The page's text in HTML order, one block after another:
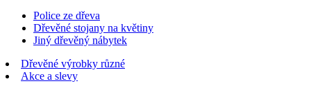
Police ze dřeva
Dřevěné stojany na květiny
Jiný dřevěný nábytek
Dřevěné výrobky různé
Akce a slevy